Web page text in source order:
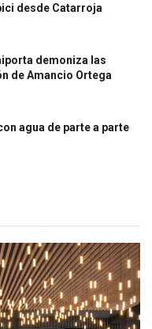
desde Catarroja
demoniza las
de Amancio Ortega
agua de parte a parte